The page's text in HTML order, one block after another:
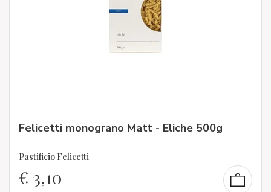
Felicetti monograno Matt - Eliche 500g
Pastificio Felicetti
€ 3,10